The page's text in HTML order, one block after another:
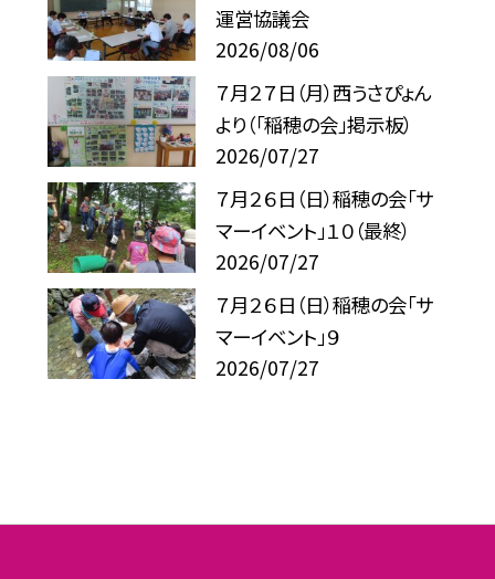
運営協議会
2026/08/06
７月２７日（月）西うさぴょん
より（「稲穂の会」掲示板）
2026/07/27
７月２６日（日）稲穂の会「サ
マーイベント」１０（最終）
2026/07/27
７月２６日（日）稲穂の会「サ
マーイベント」９
2026/07/27